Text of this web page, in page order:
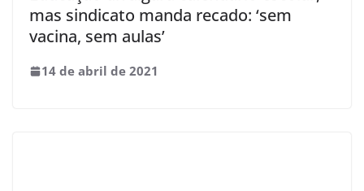
mas sindicato manda recado: ‘sem
vacina, sem aulas’
14 de abril de 2021